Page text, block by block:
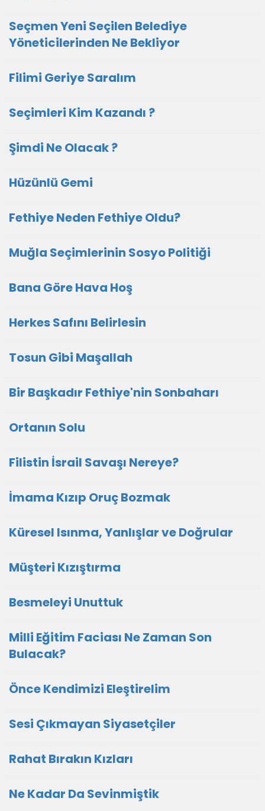
Seçmen Yeni Seçilen Belediye
Yöneticilerinden Ne Bekliyor
Filimi Geriye Saralım
Seçimleri Kim Kazandı ?
Şimdi Ne Olacak ?
Hüzünlü Gemi
Fethiye Neden Fethiye Oldu?
Muğla Seçimlerinin Sosyo Politiği
Bana Göre Hava Hoş
Herkes Safını Belirlesin
Tosun Gibi Maşallah
Bir Başkadır Fethiye'nin Sonbaharı
Ortanın Solu
Filistin İsrail Savaşı Nereye?
İmama Kızıp Oruç Bozmak
Küresel Isınma, Yanlışlar ve Doğrular
Müşteri Kızıştırma
Besmeleyi Unuttuk
Milli Eğitim Faciası Ne Zaman Son
Bulacak?
Önce Kendimizi Eleştirelim
Sesi Çıkmayan Siyasetçiler
Rahat Bırakın Kızları
Ne Kadar Da Sevinmiştik